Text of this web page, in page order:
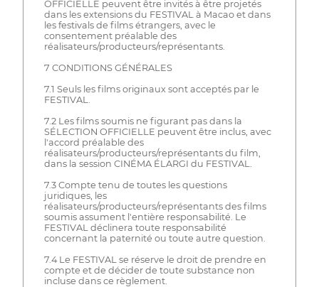
OFFICIELLE peuvent être invités à être projetés
dans les extensions du FESTIVAL à Macao et dans
les festivals de films étrangers, avec le
consentement préalable des
réalisateurs/producteurs/représentants.
7 CONDITIONS GÉNÉRALES
7.1 Seuls les films originaux sont acceptés par le
FESTIVAL.
7.2 Les films soumis ne figurant pas dans la
SÉLECTION OFFICIELLE peuvent être inclus, avec
l'accord préalable des
réalisateurs/producteurs/représentants du film,
dans la session CINÉMA ÉLARGI du FESTIVAL.
7.3 Compte tenu de toutes les questions
juridiques, les
réalisateurs/producteurs/représentants des films
soumis assument l'entière responsabilité. Le
FESTIVAL déclinera toute responsabilité
concernant la paternité ou toute autre question.
7.4 Le FESTIVAL se réserve le droit de prendre en
compte et de décider de toute substance non
incluse dans ce règlement.